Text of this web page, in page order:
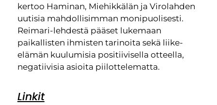
kertoo Haminan, Miehikkälän ja Virolahden
uutisia mahdollisimman monipuolisesti.
Reimari-lehdestä pääset lukemaan
paikallisten ihmisten tarinoita sekä liike-
elämän kuulumisia positiivisella otteella,
negatiivisia asioita piilottelematta.
Linkit